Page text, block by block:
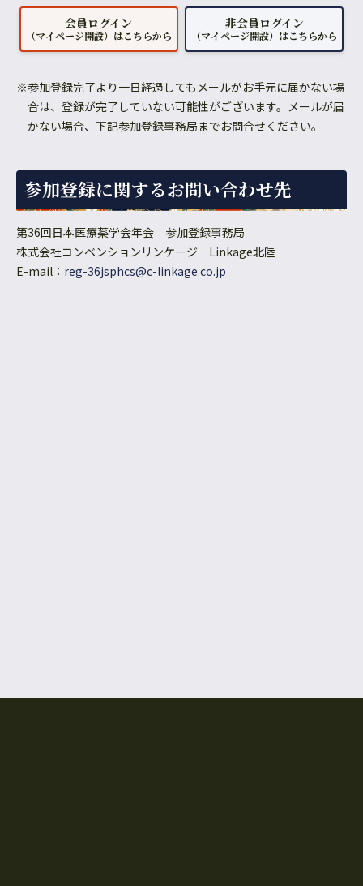
会員ログイン
（マイページ開設）はこちらから
非会員ログイン
（マイページ開設）はこちらから
※参加登録完了より一日経過してもメールがお手元に届かない場
合は、登録が完了していない可能性がございます。メールが届
かない場合、下記参加登録事務局までお問合せください。
参加登録に関するお問い合わせ先
第36回日本医療薬学会年会 参加登録事務局
株式会社コンベンションリンケージ Linkage北陸
E-mail： reg-36jsphcs@c-linkage.co.jp